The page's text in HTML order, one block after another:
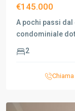
€145.000
A pochi passi dal
condominiale
2
Chiama